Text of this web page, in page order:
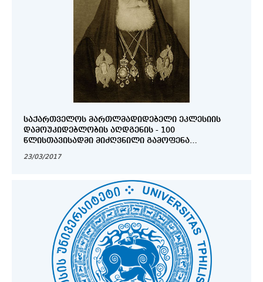
ᲡᲐᲥᲐᲠᲗᲕᲔᲚᲝᲡ ᲛᲐᲠᲗᲚᲛᲐᲓᲘᲓᲔᲑᲔᲚᲘ ᲔᲙᲚᲔᲡᲘᲘᲡ
ᲓᲐᲛᲝᲣᲙᲘᲓᲔᲑᲚᲝᲑᲘᲡ ᲐᲦᲓᲒᲔᲜᲘᲡ - 100
ᲬᲚᲘᲡᲗᲐᲕᲘᲡᲐᲓᲛᲘ ᲛᲘᲫᲦᲕᲜᲘᲚᲘ ᲒᲐᲛᲝᲤᲔᲜᲐ
23/03/2017